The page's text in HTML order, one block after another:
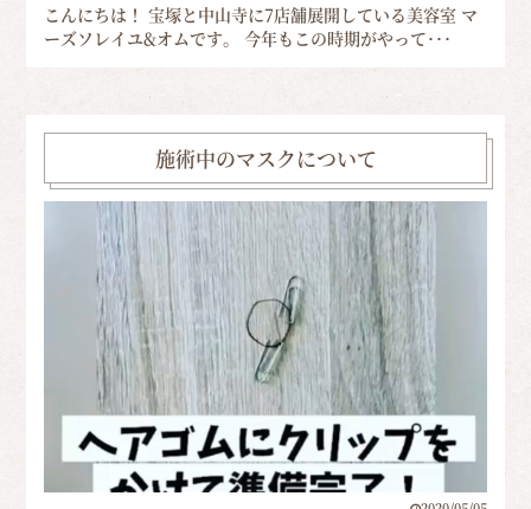
こんにちは！ 宝塚と中山寺に7店舗展開している美容室 マ
ーズソレイユ&オムです。 今年もこの時期がやって･･･
施術中のマスクについて